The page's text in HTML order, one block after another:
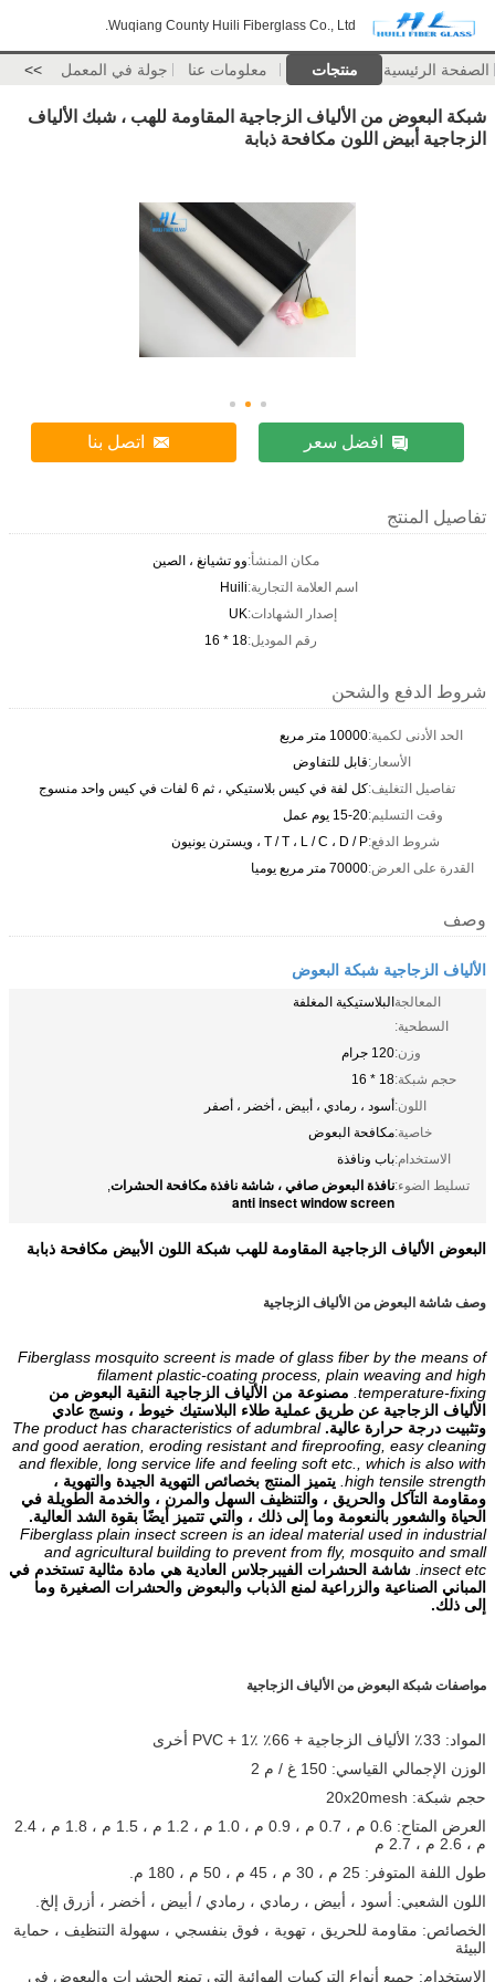
Wuqiang County Huili Fiberglass Co., Ltd.
الصفحة الرئيسية منتجات معلومات عنا جولة في المعمل >>
شبكة البعوض من الألياف الزجاجية المقاومة للهب ، شبك الألياف
الزجاجية أبيض اللون مكافحة ذبابة
افضل سعر اتصل بنا
تفاصيل المنتج
مكان المنشأ:وو تشيانغ ، الصين
اسم العلامة التجارية:Huili
إصدار الشهادات:UK
رقم الموديل:18 * 16
شروط الدفع والشحن
الحد الأدنى لكمية:10000 متر مربع
الأسعار:قابل للتفاوض
تفاصيل التغليف:كل لفة في كيس بلاستيكي ، ثم 6 لفات في كيس واحد منسوج
وقت التسليم:15-20 يوم عمل
شروط الدفع:T / T ، L / C ، D / P ، ويسترن يونيون
القدرة على العرض:70000 متر مربع يوميا
وصف
الألياف الزجاجية شبكة البعوض
المعالجة
السطحية:
البلاستيكية المغلفة
وزن:120 جرام
حجم شبكة:18 * 16
اللون:أسود ، رمادي ، أبيض ، أخضر ، أصفر
خاصية:مكافحة البعوض
الاستخدام:باب ونافذة
تسليط الضوء:نافذة البعوض صافي ، شاشة نافذة مكافحة الحشرات,
anti insect window screen
البعوض الألياف الزجاجية المقاومة للهب شبكة اللون الأبيض مكافحة ذبابة
وصف شاشة البعوض من الألياف الزجاجية
Fiberglass mosquito screent is made of glass fiber by the means of
filament plastic-coating process, plain weaving and high
temperature-fixing. مصنوعة من الألياف الزجاجية النقية البعوض من
الألياف الزجاجية عن طريق عملية طلاء البلاستيك خيوط ، ونسج عادي
وتثبيت درجة حرارة عالية. The product has characteristics of adumbral
and good aeration, eroding resistant and fireproofing, easy cleaning
and flexible, long service life and feeling soft etc., which is also with
high tensile strength. يتميز المنتج بخصائص التهوية الجيدة والتهوية ،
ومقاومة التآكل والحريق ، والتنظيف السهل والمرن ، والخدمة الطويلة في
الحياة والشعور بالنعومة وما إلى ذلك ، والتي تتميز أيضًا بقوة الشد العالية.
Fiberglass plain insect screen is an ideal material used in industrial
and agricultural building to prevent from fly, mosquito and small
insect etc. شاشة الحشرات الفيبرجلاس العادية هي مادة مثالية تستخدم في
المباني الصناعية والزراعية لمنع الذباب والبعوض والحشرات الصغيرة وما
إلى ذلك.
مواصفات شبكة البعوض من الألياف الزجاجية
المواد: 33٪ الألياف الزجاجية + 66٪ PVC + 1٪ أخرى
الوزن الإجمالي القياسي: 150 غ / م 2
حجم شبكة: 20x20mesh
العرض المتاح: 0.6 م ، 0.7 م ، 0.9 م ، 1.0 م ، 1.2 م ، 1.5 م ، 1.8 م ، 2.4
م ، 2.6 م ، 2.7 م
طول اللفة المتوفر: 25 م ، 30 م ، 45 م ، 50 م ، 180 م.
اللون الشعبي: أسود ، أبيض ، رمادي ، رمادي / أبيض ، أخضر ، أزرق إلخ.
الخصائص: مقاومة للحريق ، تهوية ، فوق بنفسجي ، سهولة التنظيف ، حماية
البيئة
الاستخدام: جميع أنواع التركيبات الهوائية التي تمنع الحشرات والبعوض في